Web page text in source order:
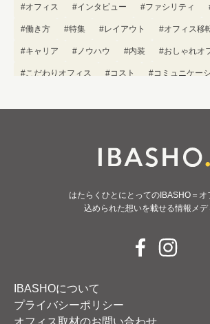
#オフィス #インタビュー #ファシリティ
#働き方 #特集 #レイアウト #オフィス移
#キャリア #ノウハウ #内装 #おしゃれオ
#こだわりオフィス #コスト #コミュニケー
はたらくひとにとってのIBASHO＝オ
込められた想いを載せる情報メデ
IBASHOについて
プライバシーポリシー
オフィス取材のお問い合わせ